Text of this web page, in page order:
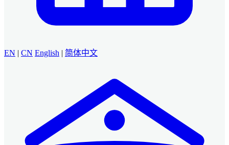
EN | CN English | 简体中文